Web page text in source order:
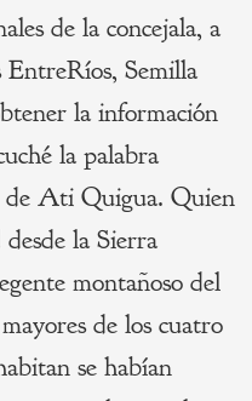
de la concejala, a
EntreRíos, Semilla
la información
la palabra
de Ati Quigua. Quien
la Sierra
montañoso del
de los cuatro
se habían